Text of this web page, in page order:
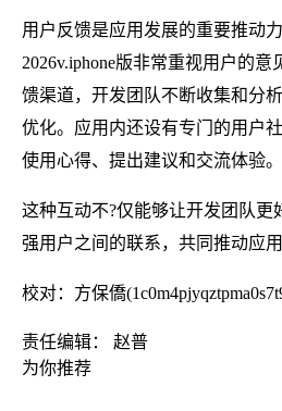
用户反馈是应用发展的重要推动
2026v.iphone版非常重视用户的
馈渠道，开发团队不断收集和分
优化。应用内还设有专门的用户
使用心得、提出建议和交流体验。
这种互动不?仅能够让开发团队更
强用户之间的联系，共同推动应用
校对：方保僑
责任编辑： 赵普
为你推荐